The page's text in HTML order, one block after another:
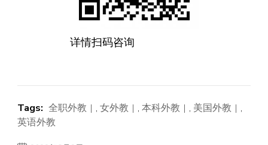
详情扫码咨询
Tags: 全职外教 , 女外教 , 本科外教 , 美国外教
,
英语外教